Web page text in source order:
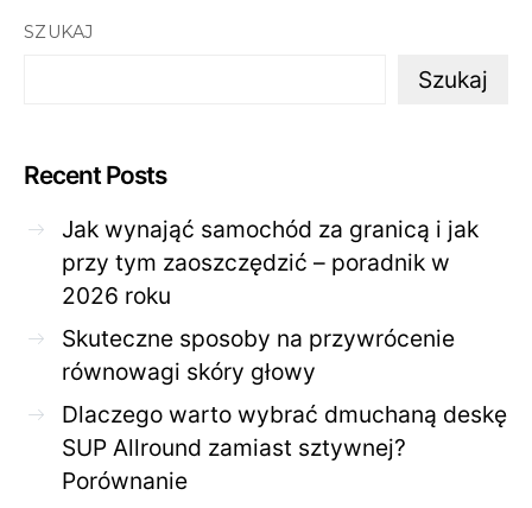
SZUKAJ
Szukaj
Recent Posts
Jak wynająć samochód za granicą i jak
przy tym zaoszczędzić – poradnik w
2026 roku
Skuteczne sposoby na przywrócenie
równowagi skóry głowy
Dlaczego warto wybrać dmuchaną deskę
SUP Allround zamiast sztywnej?
Porównanie